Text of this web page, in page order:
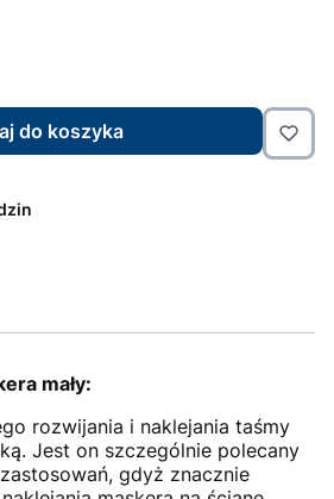
do koszyka
mały:
rozwijania i naklejania taśmy
Jest on szczególnie polecany
gdyż znacznie